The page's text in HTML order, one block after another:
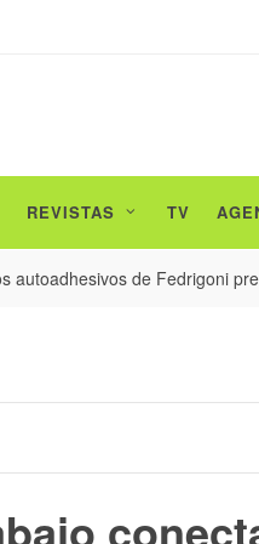
REVISTAS TV
autoadhesivos de Fedrigoni